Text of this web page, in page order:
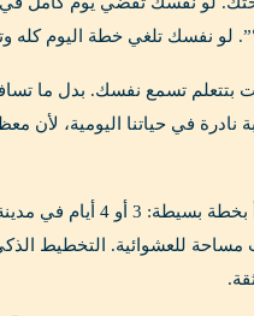
لو نفسك تلغي خطة اليوم
بتتعلم تسمع نفسك. بدل ما
في حياتنا اليومية، لأن
ولو دي أول مرة تخطط
وسيب مساحة للعشوائية.